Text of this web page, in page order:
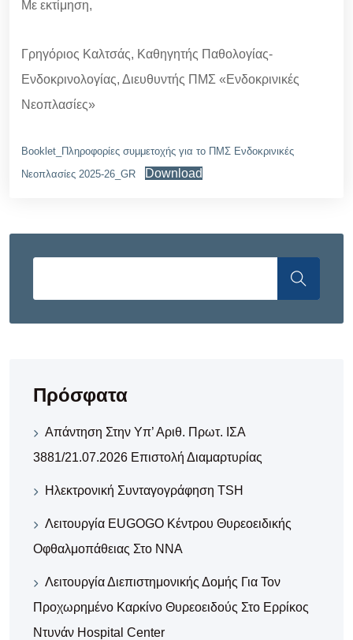
Με εκτίμηση,
Γρηγόριος Καλτσάς, Καθηγητής Παθολογίας-
Ενδοκρινολογίας, Διευθυντής ΠΜΣ «Ενδοκρινικές
Νεοπλασίες»
Booklet_Πληροφορίες συμμετοχής για το ΠΜΣ Ενδοκρινικές
Νεοπλασίες 2025-26_GR
Download
Πρόσφατα
Απάντηση Στην Υπ’ Αριθ. Πρωτ. ΙΣΑ
3881/21.07.2026 Επιστολή Διαμαρτυρίας
Ηλεκτρονική Συνταγογράφηση TSH
Λειτουργία EUGOGO Κέντρου Θυρεοειδικής
Οφθαλμοπάθειας Στο ΝΝΑ
Λειτουργία Διεπιστημονικής Δομής Για Τον
Προχωρημένο Καρκίνο Θυρεοειδούς Στο Ερρίκος
Ντυνάν Hospital Center